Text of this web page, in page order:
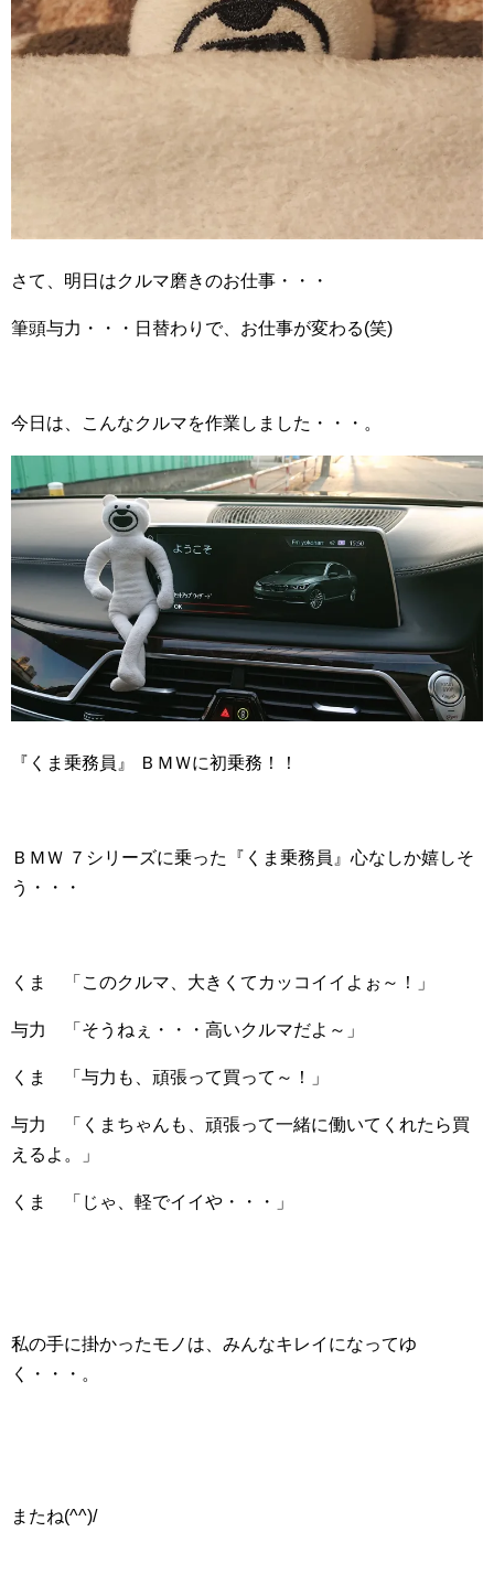
さて、明日はクルマ磨きのお仕事・・・
筆頭与力・・・日替わりで、お仕事が変わる(笑)
今日は、こんなクルマを作業しました・・・。
『くま乗務員』 ＢＭＷに初乗務！！
ＢＭＷ ７シリーズに乗った『くま乗務員』心なしか嬉しそ
う・・・
くま 「このクルマ、大きくてカッコイイよぉ～！」
与力 「そうねぇ・・・高いクルマだよ～」
くま 「与力も、頑張って買って～！」
与力 「くまちゃんも、頑張って一緒に働いてくれたら買
えるよ。」
くま 「じゃ、軽でイイや・・・」
私の手に掛かったモノは、みんなキレイになってゆ
く・・・。
またね(^^)/